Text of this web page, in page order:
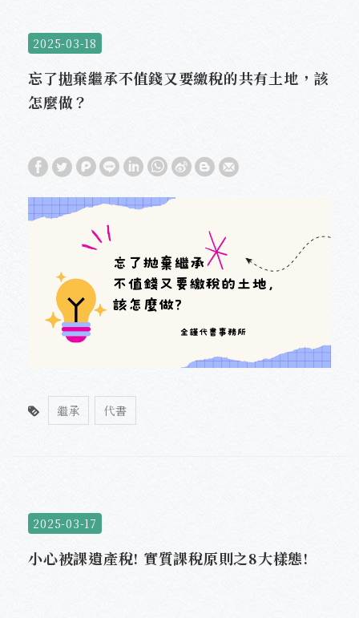
2025-03-18
忘了拋棄繼承不值錢又要繳稅的共有土地，該
怎麼做？
繼承 代書
2025-03-17
小心被課遺產稅! 實質課稅原則之8大樣態!